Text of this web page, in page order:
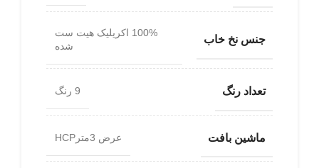
جنس نخ خاب
100% اکریلیک هیت ست
شده
تعداد رنگ 9 رنگ
ماشین بافت عرض 3مترHCP